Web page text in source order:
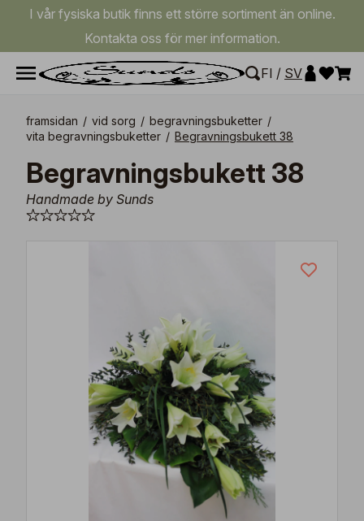
I vår fysiska butik finns ett större sortiment än online.
Kontakta oss för mer information.
FI / SV
framsidan / vid sorg / begravningsbuketter /
vita begravningsbuketter / Begravningsbukett 38
Begravningsbukett 38
Handmade by Sunds